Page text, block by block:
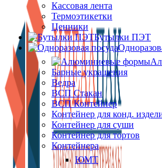
Кассовая лента
Термоэтикетки
Ценники
Бутылки ПЭТ
Барные украшения
Ведра
ВСП Стакан
ВСП Контейнер
Контейнер для конд.
Контейнер для суши
Контейнер для тортов
Контейнера
ЮМТ